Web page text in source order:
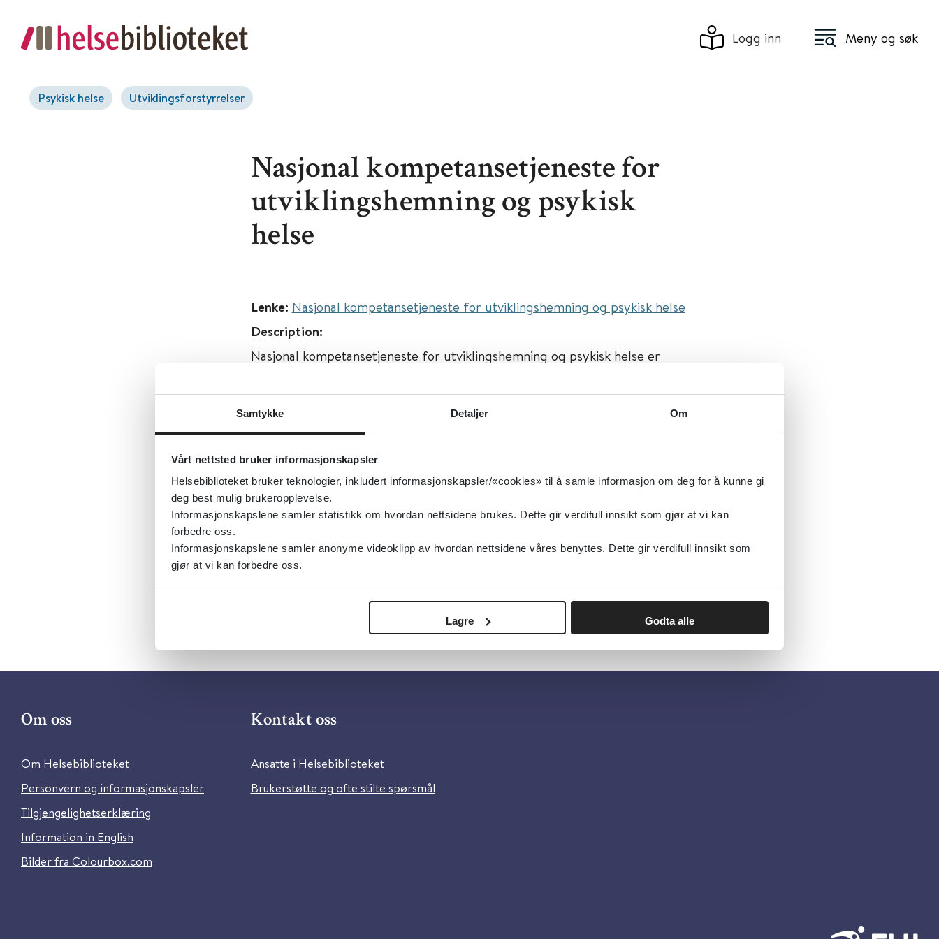
Samtykke Detaljer Om
Vårt nettsted bruker informasjonskapsler
Helsebiblioteket bruker teknologier, inkludert informasjonskapsler/«cookies» til å samle informasjon om deg for å kunne gi
deg best mulig brukeropplevelse.
Informasjonskapslene samler statistikk om hvordan nettsidene brukes. Dette gir verdifull innsikt som gjør at vi kan
forbedre oss.
Informasjonskapslene samler anonyme videoklipp av hvordan nettsidene våres benyttes. Dette gir verdifull innsikt som
gjør at vi kan forbedre oss.
Lagre Godta alle
Logg inn Meny og søk
Psykisk helse Utviklingsforstyrrelser
Nasjonal kompetansetjeneste for
utviklingshemning og psykisk
helse
Lenke: Nasjonal kompetansetjeneste for utviklingshemning og psykisk helse
Description:
Nasjonal kompetansetjeneste for utviklingshemning og psykisk helse er
behandling av mennesker med utviklingshemning/autisme og samtidig
psykisk lidelse.
Tema:Psykisk helse, Utviklingsforstyrrelser
Emner:Utviklingsforstyrrelser
Dokumenttype:
Språk:Norsk
Om oss
Om Helsebiblioteket
Personvern og informasjonskapsler
Tilgjengelighetserklæring
Information in English
Bilder fra Colourbox.com
Kontakt oss
Ansatte i Helsebiblioteket
Brukerstøtte og ofte stilte spørsmål